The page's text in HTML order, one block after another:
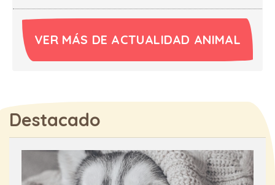
VER MÁS DE ACTUALIDAD ANIMAL
Destacado